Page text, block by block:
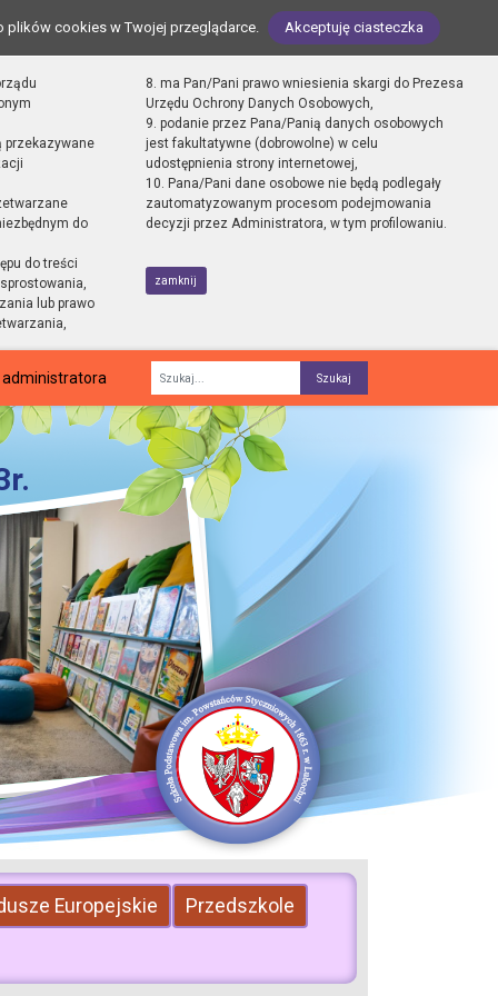
plików cookies w Twojej przeglądarce. Akceptuję ciasteczka
przekazywane
do
do treści
lub prawo
8. ma Pan/Pani prawo wniesienia skargi do Prezesa
Urzędu Ochrony Danych Osobowych,
9. podanie przez Pana/Panią danych osobowych
jest fakultatywne (dobrowolne) w celu
udostępnienia strony internetowej,
10. Pana/Pani dane osobowe nie będą podlegały
zautomatyzowanym procesom podejmowania
decyzji przez Administratora, w tym profilowaniu.
zamknij
administratora
Fraza
Europejskie
Przedszkole